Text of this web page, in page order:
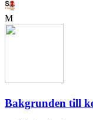
M
Bakgrunden till